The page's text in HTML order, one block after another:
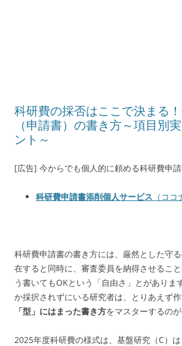
科研費の採否はここで決まる
（申請書）の書き方～項目別
ント～
[広告] 今からでも個人的に頼める科研費申
科研費申請書添削個人サービス （ココ
科研費申請書の書き方には、厳然とした守
在すると同時に、審査委員を納得させるこ
う書いてもOKという「自由さ」とがありま
か採択されずにいる研究者は、とりあえず
「型」にはまった書き方をマスターするの
2025年度科研費の様式は、基盤研究（C）